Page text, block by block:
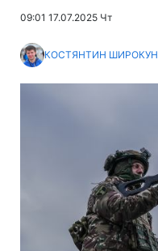
09:01 17.07.2025 Чт
КОСТЯНТИН ШИРОКУН